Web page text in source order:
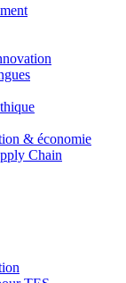
& économie
Chain